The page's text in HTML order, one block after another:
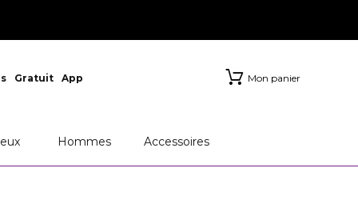
Gratuit App Mon panier
Hommes Accessoires